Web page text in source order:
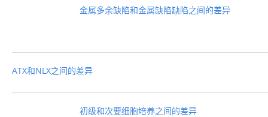
金属多余缺陷和金属缺陷缺陷之间的差异
ATX和NLX之间的差异
初级和次要细胞培养之间的差异